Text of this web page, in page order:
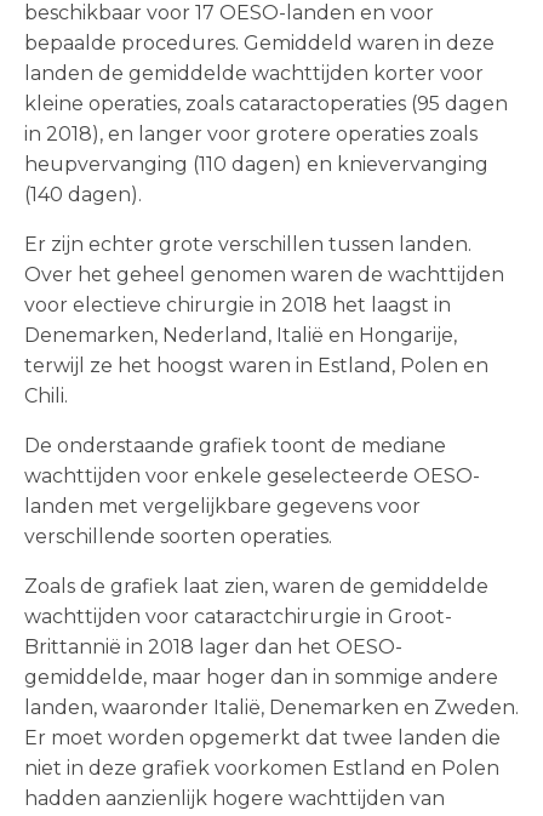
beschikbaar voor 17 OESO-landen en voor
bepaalde procedures. Gemiddeld waren in deze
landen de gemiddelde wachttijden korter voor
kleine operaties, zoals cataractoperaties (95 dagen
in 2018), en langer voor grotere operaties zoals
heupvervanging (110 dagen) en knievervanging
(140 dagen).
Er zijn echter grote verschillen tussen landen.
Over het geheel genomen waren de wachttijden
voor electieve chirurgie in 2018 het laagst in
Denemarken, Nederland, Italië en Hongarije,
terwijl ze het hoogst waren in Estland, Polen en
Chili.
De onderstaande grafiek toont de mediane
wachttijden voor enkele geselecteerde OESO-
landen met vergelijkbare gegevens voor
verschillende soorten operaties.
Zoals de grafiek laat zien, waren de gemiddelde
wachttijden voor cataractchirurgie in Groot-
Brittannië in 2018 lager dan het OESO-
gemiddelde, maar hoger dan in sommige andere
landen, waaronder Italië, Denemarken en Zweden.
Er moet worden opgemerkt dat twee landen die
niet in deze grafiek voorkomen Estland en Polen
hadden aanzienlijk hogere wachttijden van